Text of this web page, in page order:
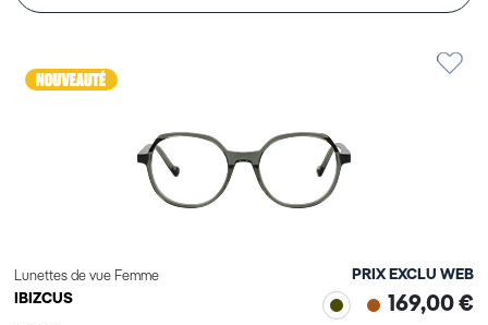
Lunettes de vue Femme
IBIZCUS
PRIX EXCLU WEB
169,00 €